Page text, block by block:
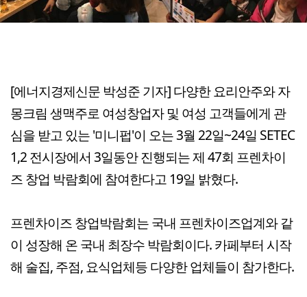
[에너지경제신문 박성준 기자] 다양한 요리안주와 자
몽크림 생맥주로 여성창업자 및 여성 고객들에게 관
심을 받고 있는 '미니펍'이 오는 3월 22일~24일 SETEC
1,2 전시장에서 3일동안 진행되는 제 47회 프렌차이
즈 창업 박람회에 참여한다고 19일 밝혔다.
프렌차이즈 창업박람회는 국내 프렌차이즈업계와 같
이 성장해 온 국내 최장수 박람회이다. 카페부터 시작
해 술집, 주점, 요식업체등 다양한 업체들이 참가한다.